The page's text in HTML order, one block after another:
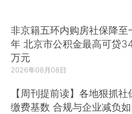
非京籍五环内购房社保降至
年 北京市公积金最高可贷
万元
2026年08月08日
【周刊提前读】各地狠抓社
缴费基数 合规与企业减负如